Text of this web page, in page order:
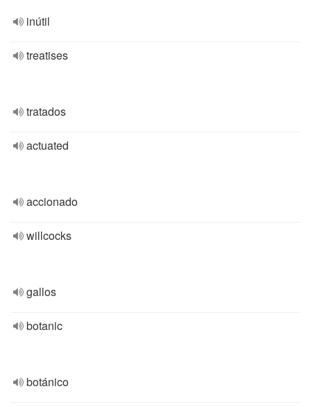
inútil
treatises
tratados
actuated
accionado
willcocks
gallos
botanic
botánico